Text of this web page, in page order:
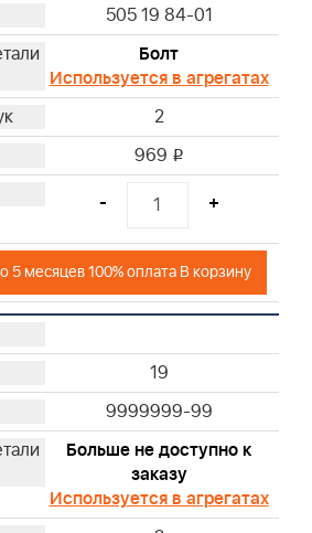
505 19 84-01
Болт
Используется в агрегатах
2
969 i
- +
5 месяцев 100% оплата В корзину
19
9999999-99
Больше не доступно к
заказу
Используется в агрегатах